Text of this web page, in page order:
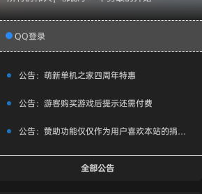
QQ登录
公告： 萌新单机之家四周年特惠
公告： 游客购买游戏后提示还需付费
公告： 赞助功能仅仅作为用户喜欢本站的捐赠打赏功能，同时赞助费用也将作为服务器费用,网盘扩容费用等，所有内容不作为商业行为。
全部公告